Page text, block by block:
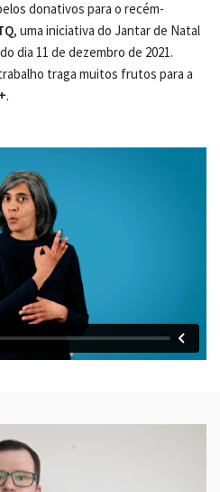
donativos para o recém-
, uma iniciativa do Jantar de Natal
dia 11 de dezembro de 2021.
traga muitos frutos para a
.